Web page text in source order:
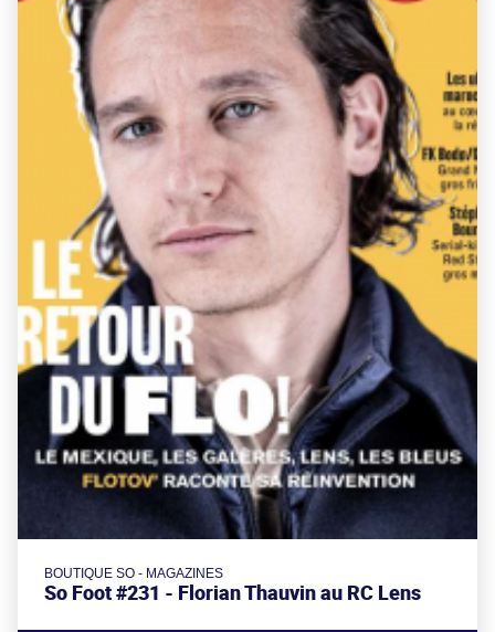
BOUTIQUE SO - MAGAZINES
So Foot #231 - Florian Thauvin au RC Lens